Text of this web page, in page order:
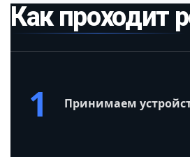
Как проходит
1 Принимаем